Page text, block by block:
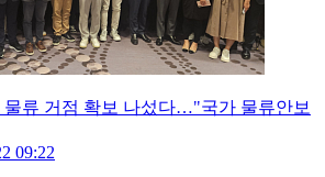
물류 거점 확보 나섰다…"국가 물류안보
09:22